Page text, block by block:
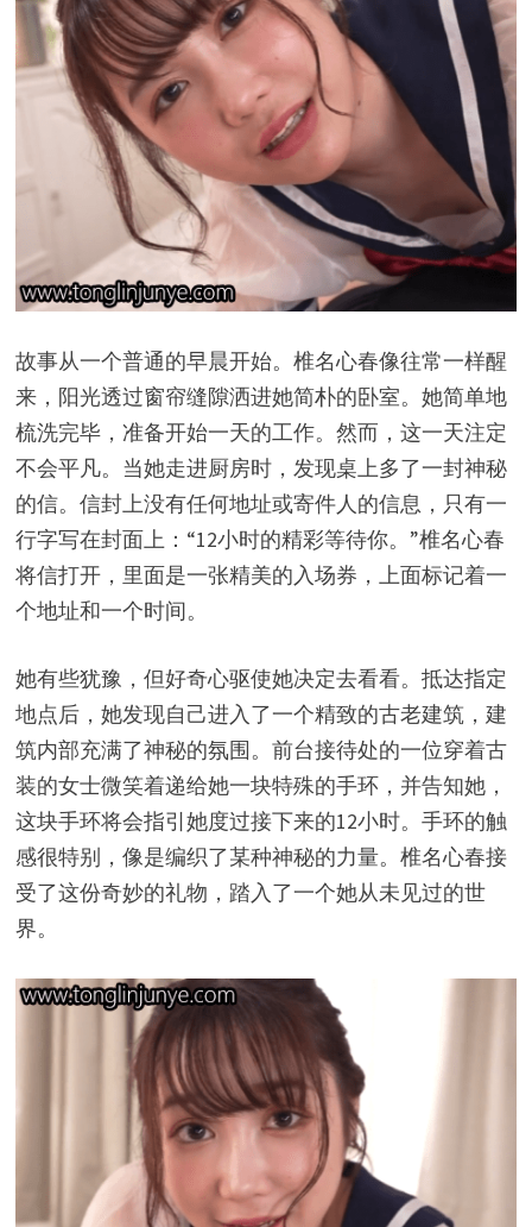
故事从一个普通的早晨开始。椎名心春像往常一样醒
来，阳光透过窗帘缝隙洒进她简朴的卧室。她简单地
梳洗完毕，准备开始一天的工作。然而，这一天注定
不会平凡。当她走进厨房时，发现桌上多了一封神秘
的信。信封上没有任何地址或寄件人的信息，只有一
行字写在封面上：“12小时的精彩等待你。”椎名心春
将信打开，里面是一张精美的入场券，上面标记着一
个地址和一个时间。
她有些犹豫，但好奇心驱使她决定去看看。抵达指定
地点后，她发现自己进入了一个精致的古老建筑，建
筑内部充满了神秘的氛围。前台接待处的一位穿着古
装的女士微笑着递给她一块特殊的手环，并告知她，
这块手环将会指引她度过接下来的12小时。手环的触
感很特别，像是编织了某种神秘的力量。椎名心春接
受了这份奇妙的礼物，踏入了一个她从未见过的世
界。